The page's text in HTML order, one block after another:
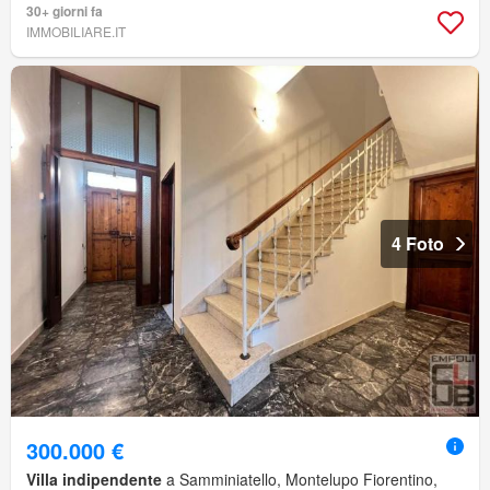
30+ giorni fa
IMMOBILIARE.IT
4 Foto
300.000 €
Villa indipendente a Samminiatello, Montelupo Fiorentino,